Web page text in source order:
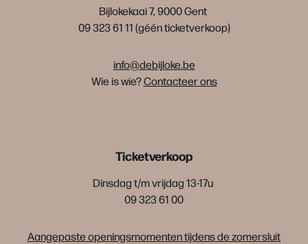
Bijlokekaai 7, 9000 Gent
09 323 61 11 (géén ticketverkoop)
info@debijloke.be
Wie is wie?Contacteer ons
Ticketverkoop
Dinsdag t/m vrijdag 13-17u
09 323 61 00
Aangepaste openingsmomenten tijdens de zomersluit